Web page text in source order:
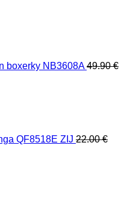
boxerky NB3608A 49.90€
QF8518E ZIJ 22.00€